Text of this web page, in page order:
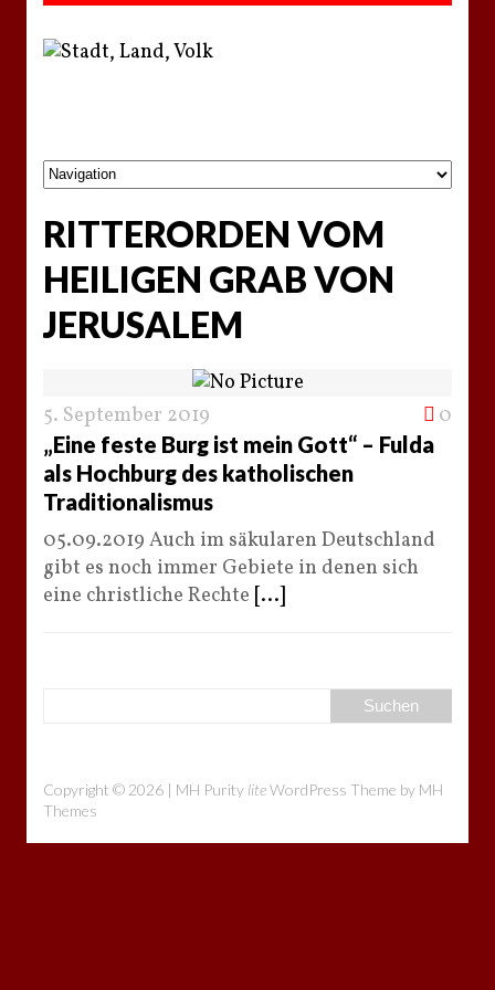
RITTERORDEN VOM
HEILIGEN GRAB VON
JERUSALEM
5. September 2019 0
„Eine feste Burg ist mein Gott“ – Fulda
als Hochburg des katholischen
Traditionalismus
05.09.2019 Auch im säkularen Deutschland
gibt es noch immer Gebiete in denen sich
eine christliche Rechte [...]
Copyright © 2026 | MH Purity liteWordPress Theme by MH
Themes